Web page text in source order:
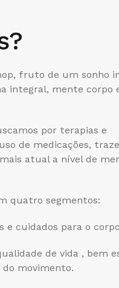
fruto de um sonho
integral, mente corpo
por terapias e
de medicações,
atual a nível de
quatro segmentos:
e cuidados para o
de vida , bem
do movimento.